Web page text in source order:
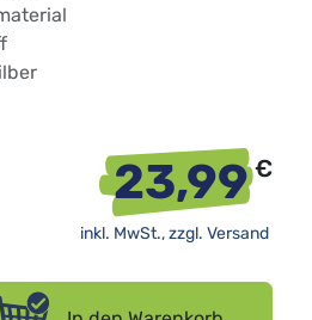
23,99€
inkl. MwSt., zzgl. Versand